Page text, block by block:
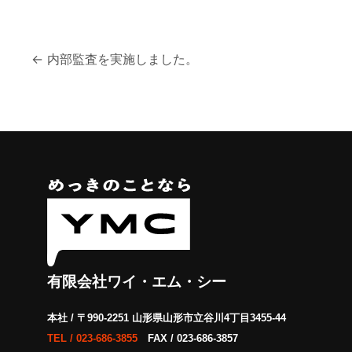
投
ゲ
ー
ョ
ン
← 内部監査を実施しました。
有限会社ワイ・エム・シー
本社 / 〒990-2251 山形県山形市立谷川4丁目3455-44
TEL / 023-686-3855 FAX / 023-686-3857